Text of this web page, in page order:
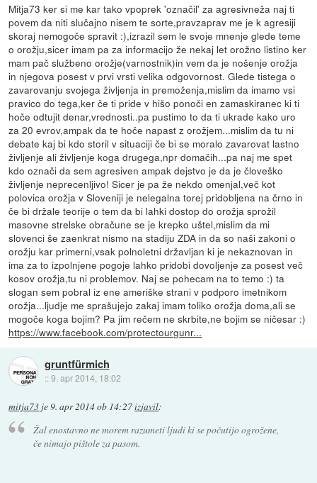
Mitja73 ker si me kar tako vpoprek 'označil' za agresivneža naj ti
povem da niti slučajno nisem te sorte,pravzaprav me je k agresiji
skoraj nemogoče spravit :),izrazil sem le svoje mnenje glede teme
o orožju,sicer imam pa za informacijo že nekaj let orožno listino ker
mam pač službeno orožje(varnostnik)in vem da je nošenje orožja
in njegova posest v prvi vrsti velika odgovornost. Glede tistega o
zavarovanju svojega življenja in premoženja,mislim da imamo vsi
pravico do tega,ker če ti pride v hišo ponoči en zamaskiranec ki ti
hoče odtujit denar,vrednosti..pa pustimo to da ti ukrade kako uro
za 20 evrov,ampak da te hoče napast z orožjem...mislim da tu ni
debate kaj bi kdo storil v situaciji če bi se moralo zavarovat lastno
življenje ali življenje koga drugega,npr domačih...pa naj me spet
kdo označi da sem agresiven ampak dejstvo je da je človeško
življenje neprecenljivo! Sicer je pa že nekdo omenjal,več kot
polovica orožja v Sloveniji je nelegalna torej pridobljena na črno in
če bi držale teorije o tem da bi lahki dostop do orožja sprožil
masovne strelske obračune se je krepko uštel,mislim da mi
slovenci še zaenkrat nismo na stadiju ZDA in da so naši zakoni o
orožju kar primerni,vsak polnoletni državljan ki je nekaznovan in
ima za to izpolnjene pogoje lahko pridobi dovoljenje za posest več
kosov orožja,tu ni problemov. Naj se pohecam na to temo :) ta
slogan sem pobral iz ene ameriške strani v podporo imetnikom
orožja...ljudje me sprašujejo zakaj imam toliko orožja doma,ali se
mogoče koga bojim? Pa jim rečem ne skrbite,ne bojim se ničesar :)
https://www.facebook.com/protectourgunr...
gruntfürmich
::9. apr 2014, 18:02
mitja73 je9. apr 2014 ob 14:27izjavil:
Žal enostavno ne morem razumeti ljudi ki se počutijo ogrožene,
če nimajo pištole za pasom.